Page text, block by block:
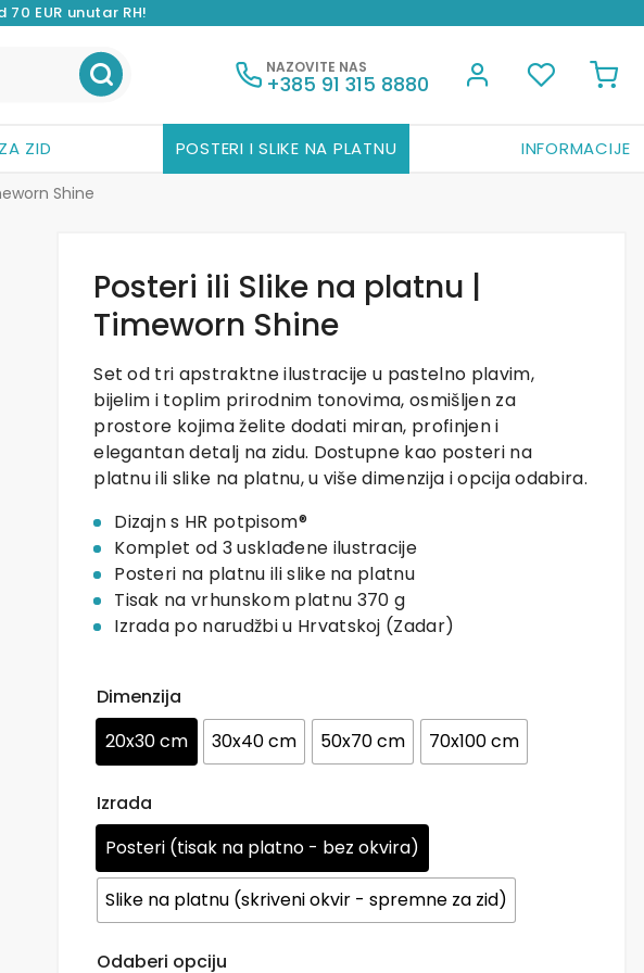
EUR unutar RH!
ZID POSTERI I SLIKE NA PLATNU INFORMACIJE
NAZOVITE NAS
+385 91 315 8880
Shine
Posteri ili Slike na platnu |
Timeworn Shine
Set od tri apstraktne ilustracije u pastelno plavim,
bijelim i toplim prirodnim tonovima, osmišljen za
prostore kojima želite dodati miran, profinjen i
elegantan detalj na zidu. Dostupne kao posteri na
platnu ili slike na platnu, u više dimenzija i opcija odabira.
Dizajn s HR potpisom®
Komplet od 3 usklađene ilustracije
Posteri na platnu ili slike na platnu
Tisak na vrhunskom platnu 370 g
Izrada po narudžbi u Hrvatskoj (Zadar)
Dimenzija
20x30 cm
30x40 cm 50x70 cm 70x100 cm
Izrada
Posteri (tisak na platno - bez okvira)
Slike na platnu (skriveni okvir - spremne za zid)
Odaberi opciju